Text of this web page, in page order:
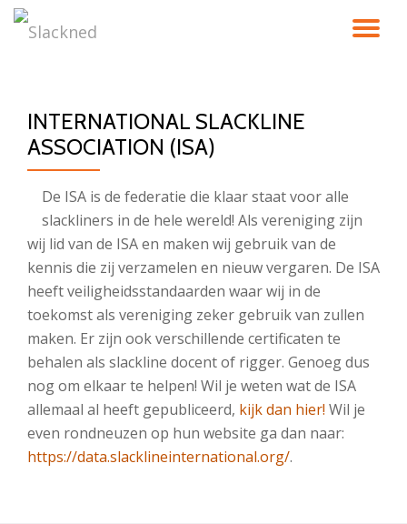
INTERNATIONAL SLACKLINE
ASSOCIATION (ISA)
De ISA is de federatie die klaar staat voor alle
slackliners in de hele wereld! Als vereniging zijn
wij lid van de ISA en maken wij gebruik van de
kennis die zij verzamelen en nieuw vergaren. De ISA
heeft veiligheidsstandaarden waar wij in de
toekomst als vereniging zeker gebruik van zullen
maken. Er zijn ook verschillende certificaten te
behalen als slackline docent of rigger. Genoeg dus
nog om elkaar te helpen! Wil je weten wat de ISA
allemaal al heeft gepubliceerd, kijk dan hier! Wil je
even rondneuzen op hun website ga dan naar:
https://data.slacklineinternational.org/.